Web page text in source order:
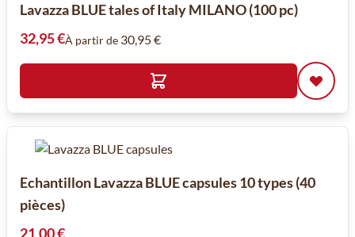
Lavazza BLUE tales of Italy MILANO (100 pc)
32,95 €À partir de 30,95 €
Echantillon Lavazza BLUE capsules 10 types (40
pièces)
21,00 €